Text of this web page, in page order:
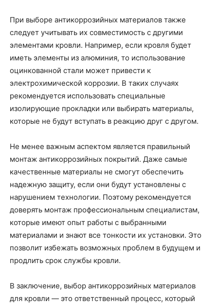
При выборе антикоррозийных материалов также
следует учитывать их совместимость с другими
элементами кровли. Например, если кровля будет
иметь элементы из алюминия, то использование
оцинкованной стали может привести к
электрохимической коррозии. В таких случаях
рекомендуется использовать специальные
изолирующие прокладки или выбирать материалы,
которые не будут вступать в реакцию друг с другом.
Не менее важным аспектом является правильный
монтаж антикоррозийных покрытий. Даже самые
качественные материалы не смогут обеспечить
надежную защиту, если они будут установлены с
нарушением технологии. Поэтому рекомендуется
доверять монтаж профессиональным специалистам,
которые имеют опыт работы с выбранными
материалами и знают все тонкости их установки. Это
позволит избежать возможных проблем в будущем и
продлить срок службы кровли.
В заключение, выбор антикоррозийных материалов
для кровли — это ответственный процесс, который